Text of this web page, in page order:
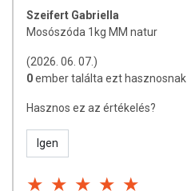
Szeifert Gabriella
Mosószóda 1kg MM natur
(2026. 06. 07.)
0ember találta ezt hasznosnak
Hasznos ez az értékelés?
Igen